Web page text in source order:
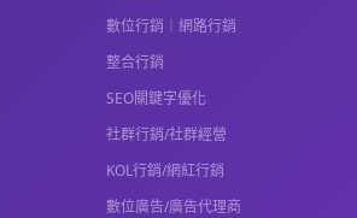
數位行銷｜網路行銷
整合行銷
SEO關鍵字優化
社群行銷/社群經營
KOL行銷/網紅行銷
數位廣告/廣告代理商